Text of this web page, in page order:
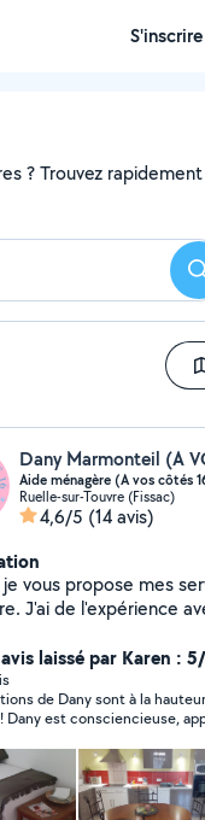
S'inscrire
? Trouvez
Aide ménagère (A vos côtés
Ruelle-sur-Touvre (Fissac)
4,6/5 (14 avis)
je vous propose mes
les
J'aime le travail
souhaite votre
devis. Agrément SAP
année pour les
net de charges,
cotisations Urssaf
laissé par Karen :
de Dany sont à la
Dany est consciencieuse,
fortement son travail….
rien que pour moi ;-)))